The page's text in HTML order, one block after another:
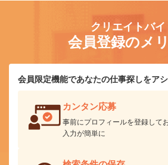
クリエイトバイ
会員登録のメ
会員限定機能であなたの仕事探しをアシ
カンタン応募
事前にプロフィールを登録して
入力が簡単に